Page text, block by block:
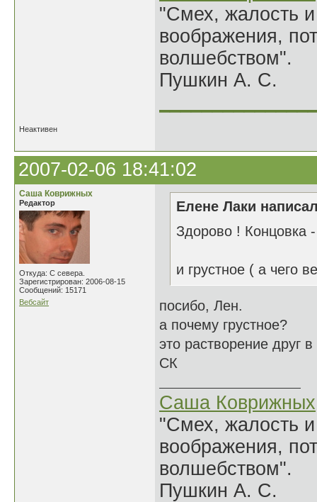
"Смех, жалость
воображения,
волшебством".
Пушкин А. С.
Неактивен
2007-02-06 18:41:02
Саша Коврижных
Редактор
Откуда: С севера.
Зарегистрирован: 2006-08-15
Сообщений: 15171
Вебсайт
Елене Лаки
Здорово ! Концовка
и грустное ( а чего
посибо, Лен.
а почему грустное?
это растворение друг в
СК
Саша Коврижных
"Смех, жалость
воображения,
волшебством".
Пушкин А. С.